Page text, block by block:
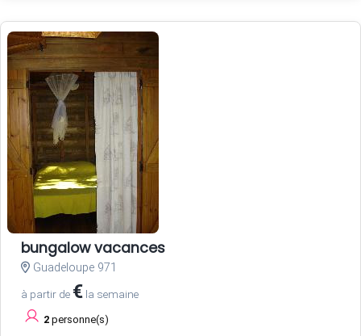
bungalow vacances
Guadeloupe 971
à partir de € la semaine
2 personne(s)